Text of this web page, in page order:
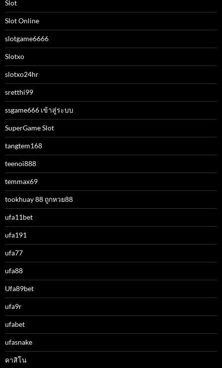
Slot
Slot Online
slotgame6666
Slotxo
slotxo24hr
sretthi99
ssgame666 เข้าสู่ระบบ
SuperGame Slot
tangtem168
teenoi888
temmax69
tookhuay 88 ถูกหวย88
ufa11bet
ufa191
ufa77
ufa88
Ufa89bet
ufa9r
ufabet
ufasnake
คาสิโน